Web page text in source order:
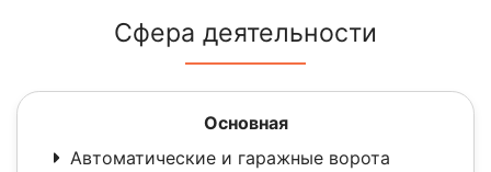
Сфера деятельности
Основная
Автоматические и гаражные ворота